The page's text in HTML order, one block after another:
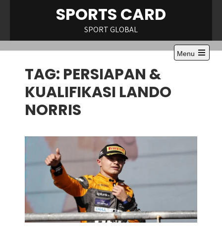
SPORTS CARD
SPORT GLOBAL
Menu
Open
TAG: PERSIAPAN &
KUALIFIKASI LANDO
NORRIS